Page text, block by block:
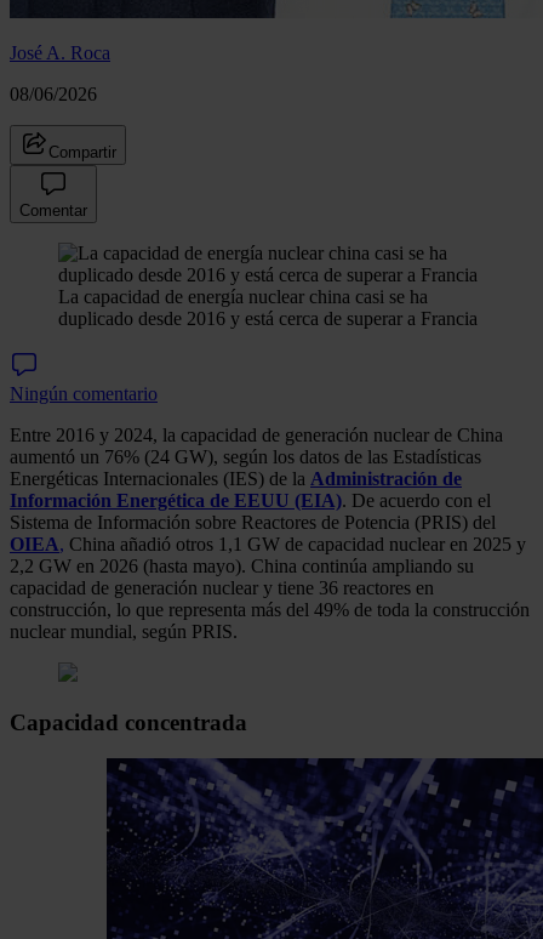
José A. Roca
08/06/2026
Compartir
Comentar
La capacidad de energía nuclear china casi se ha
duplicado desde 2016 y está cerca de superar a Francia
Ningún comentario
Entre 2016 y 2024, la capacidad de generación nuclear de China
aumentó un 76% (24 GW), según los datos de las Estadísticas
Energéticas Internacionales (IES) de la Administración de
Información Energética de EEUU (EIA). De acuerdo con el
Sistema de Información sobre Reactores de Potencia (PRIS) del
OIEA, China añadió otros 1,1 GW de capacidad nuclear en 2025 y
2,2 GW en 2026 (hasta mayo). China continúa ampliando su
capacidad de generación nuclear y tiene 36 reactores en
construcción, lo que representa más del 49% de toda la construcción
nuclear mundial, según PRIS.
Capacidad concentrada